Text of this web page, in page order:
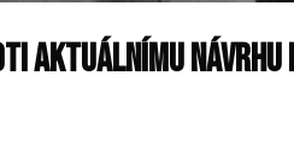
aktuálnímu návrhu